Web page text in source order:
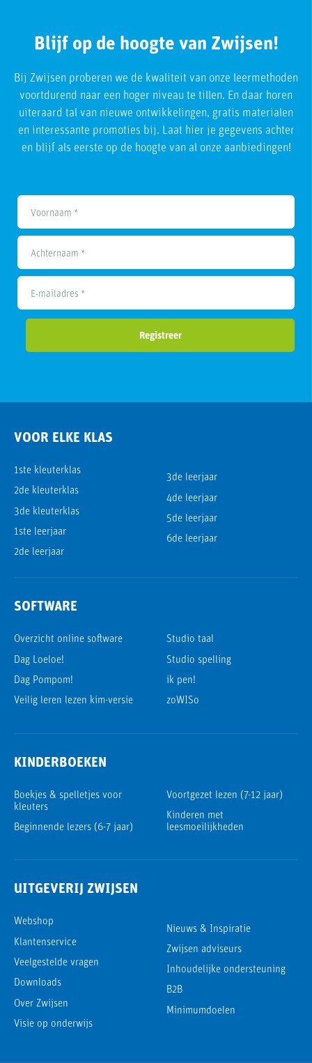
Blijf op de hoogte van Zwijsen!
Bij Zwijsen proberen we de kwaliteit van onze leermethoden
voortdurend naar een hoger niveau te tillen. En daar horen
uiteraard tal van nieuwe ontwikkelingen, gratis materialen
en interessante promoties bij. Laat hier je gegevens achter
en blijf als eerste op de hoogte van al onze aanbiedingen!
Voornaam *
Achternaam *
E-mailadres *
Registreer
VOOR ELKE KLAS
1ste kleuterklas
2de kleuterklas
3de kleuterklas
1ste leerjaar
2de leerjaar
3de leerjaar
4de leerjaar
5de leerjaar
6de leerjaar
SOFTWARE
Overzicht online software
Dag Loeloe!
Dag Pompom!
Veilig leren lezen kim-versie
Studio taal
Studio spelling
ik pen!
zoWISo
KINDERBOEKEN
Boekjes & spelletjes voor
kleuters
Beginnende lezers (6-7 jaar)
Voortgezet lezen (7-12 jaar)
Kinderen met
leesmoeilijkheden
UITGEVERIJ ZWIJSEN
Webshop
Klantenservice
Veelgestelde vragen
Downloads
Over Zwijsen
Visie op onderwijs
Nieuws & Inspiratie
Zwijsen adviseurs
Inhoudelijke ondersteuning
B2B
Minimumdoelen